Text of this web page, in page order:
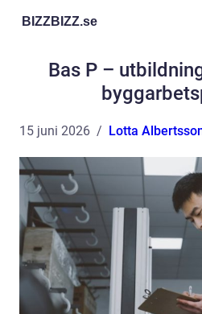
BIZZBIZZ.se
Bas P –
15 juni 2026 Lotta